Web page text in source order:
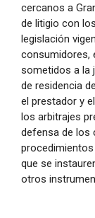
cercanos a
de litigio con
legislación
consumidores,
sometidos a la
de residencia
el prestador y
los arbitrajes
defensa de los
que se
otros